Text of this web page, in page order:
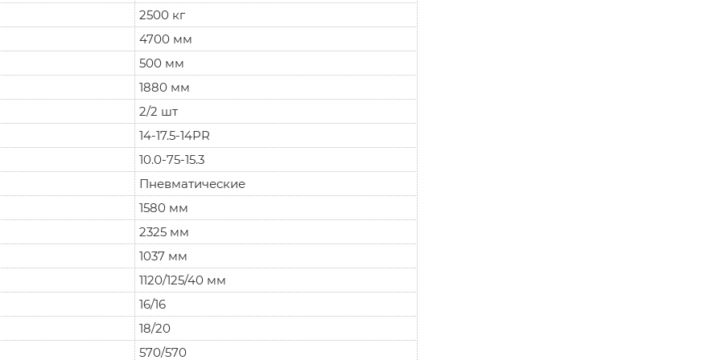
2500 кг
4700 мм
500 мм
1880 мм
2/2 шт
14-17.5-14PR
10.0-75-15.3
Пневматические
1580 мм
2325 мм
1037 мм
1120/125/40 мм
16/16
18/20
570/570